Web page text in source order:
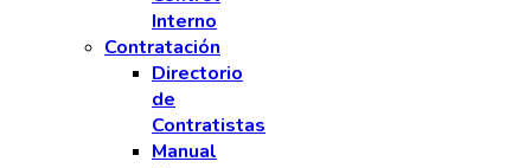
Interno
Contratación
Directorio
de
Contratistas
Manual